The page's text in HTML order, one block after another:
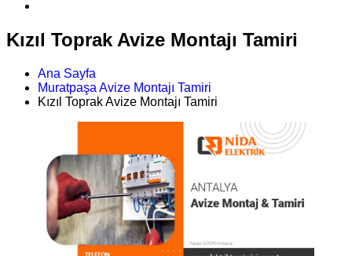
Kızıl Toprak Avize Montajı Tamiri
Ana Sayfa
Muratpaşa Avize Montajı Tamiri
Kızıl Toprak Avize Montajı Tamiri